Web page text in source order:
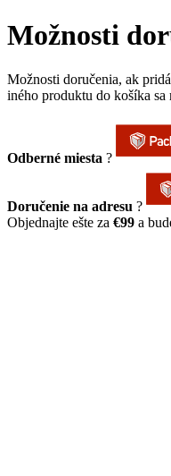
Možnosti
Možnosti doručenia, ak
iného produktu do košíka
Odberné miesta ?
Doručenie na adresu ?
Objednajte ešte za €99 a